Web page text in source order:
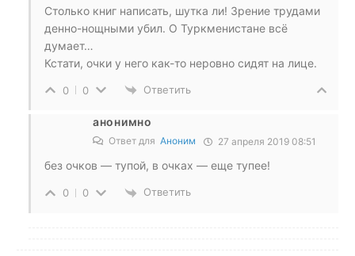
Столько книг написать, шутка ли! Зрение трудами
денно-нощными убил. О Туркменистане всё
думает…
Кстати, очки у него как-то неровно сидят на лице.
0 0 Ответить
анонимно
Ответ для Аноним 27 апреля 2019 08:51
без очков — тупой, в очках — еще тупее!
0 0 Ответить